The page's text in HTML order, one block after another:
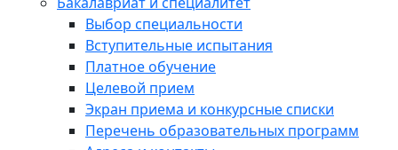
Выбор специальности
Вступительные испытания
Платное обучение
Целевой прием
Экран приема и конкурсные списки
Перечень образовательных программ